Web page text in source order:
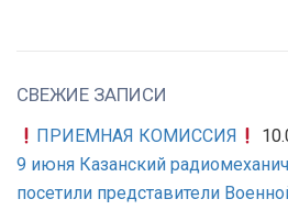
СВЕЖИЕ ЗАПИСИ
ПРИЕМНАЯ КОМИССИЯ
9 июня Казанский
посетили представители